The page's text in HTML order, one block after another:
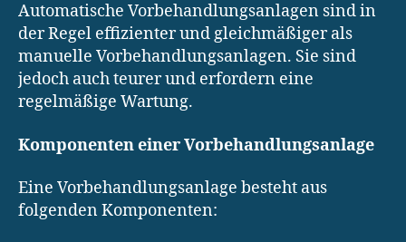
Automatische Vorbehandlungsanlagen sind in
der Regel effizienter und gleichmäßiger als
manuelle Vorbehandlungsanlagen. Sie sind
jedoch auch teurer und erfordern eine
regelmäßige Wartung.
Komponenten einer Vorbehandlungsanlage
Eine Vorbehandlungsanlage besteht aus
folgenden Komponenten: